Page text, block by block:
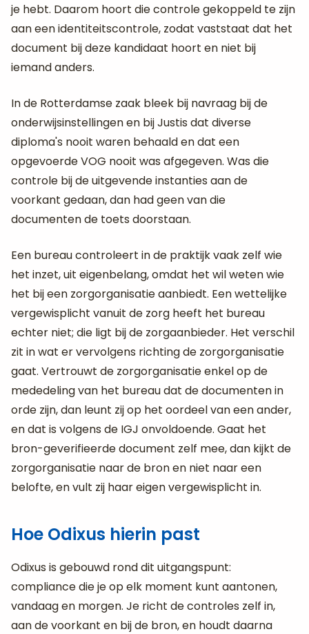
je hebt. Daarom hoort die controle gekoppeld te zijn
aan een identiteitscontrole, zodat vaststaat dat het
document bij deze kandidaat hoort en niet bij
iemand anders.
In de Rotterdamse zaak bleek bij navraag bij de
onderwijsinstellingen en bij Justis dat diverse
diploma's nooit waren behaald en dat een
opgevoerde VOG nooit was afgegeven. Was die
controle bij de uitgevende instanties aan de
voorkant gedaan, dan had geen van die
documenten de toets doorstaan.
Een bureau controleert in de praktijk vaak zelf wie
het inzet, uit eigenbelang, omdat het wil weten wie
het bij een zorgorganisatie aanbiedt. Een wettelijke
vergewisplicht vanuit de zorg heeft het bureau
echter niet; die ligt bij de zorgaanbieder. Het verschil
zit in wat er vervolgens richting de zorgorganisatie
gaat. Vertrouwt de zorgorganisatie enkel op de
mededeling van het bureau dat de documenten in
orde zijn, dan leunt zij op het oordeel van een ander,
en dat is volgens de IGJ onvoldoende. Gaat het
bron-geverifieerde document zelf mee, dan kijkt de
zorgorganisatie naar de bron en niet naar een
belofte, en vult zij haar eigen vergewisplicht in.
Hoe Odixus hierin past
Odixus is gebouwd rond dit uitgangspunt:
compliance die je op elk moment kunt aantonen,
vandaag en morgen. Je richt de controles zelf in,
aan de voorkant en bij de bron, en houdt daarna